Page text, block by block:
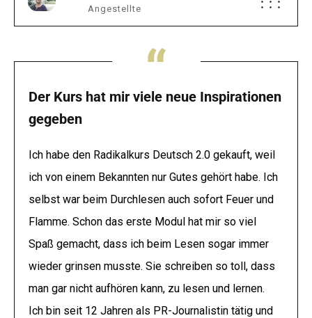
Angestellte
“
Der Kurs hat mir viele neue Inspirationen
gegeben
Ich habe den Radikalkurs Deutsch 2.0 gekauft, weil
ich von einem Bekannten nur Gutes gehört habe. Ich
selbst war beim Durchlesen auch sofort Feuer und
Flamme. Schon das erste Modul hat mir so viel
Spaß gemacht, dass ich beim Lesen sogar immer
wieder grinsen musste. Sie schreiben so toll, dass
man gar nicht aufhören kann, zu lesen und lernen.
Ich bin seit 12 Jahren als PR-Journalistin tätig und